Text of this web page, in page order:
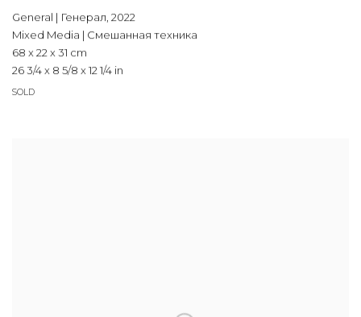
General | Генерал, 2022
Mixed Media | Смешанная техника
68 x 22 x 31 cm
26 3/4 x 8 5/8 x 12 1/4 in
SOLD